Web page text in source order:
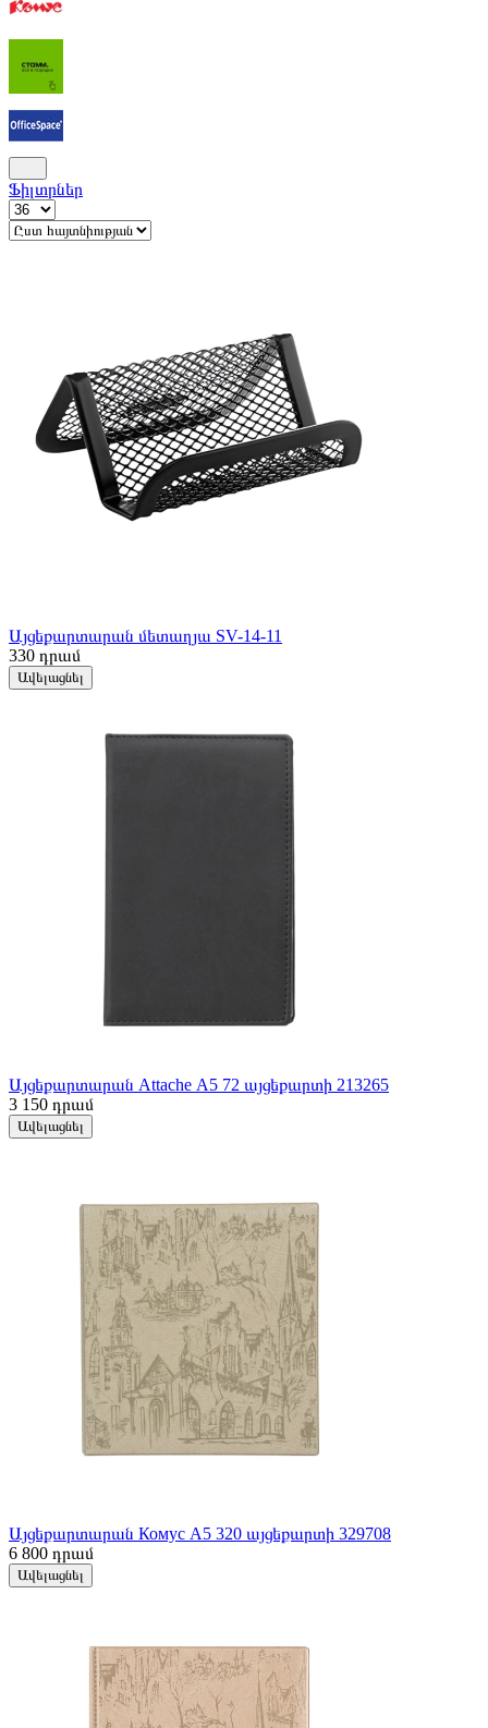
Ֆիլտրներ
Այցեքարտարան մետաղյա SV-14-11
330 դրամ
Ավելացնել
Այցեքարտարան Attache А5 72 այցեքարտի 213265
3 150 դրամ
Ավելացնել
Այցեքարտարան Комус А5 320 այցեքարտի 329708
6 800 դրամ
Ավելացնել